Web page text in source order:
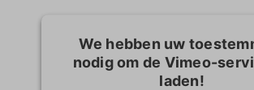
We hebben uw
nodig om de Vimeo-
laden!